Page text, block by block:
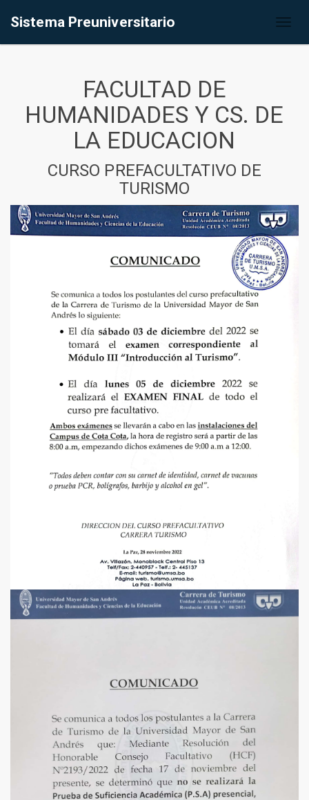
Sistema Preuniversitario
FACULTAD DE
HUMANIDADES Y CS. DE
LA EDUCACION
CURSO PREFACULTATIVO DE
TURISMO